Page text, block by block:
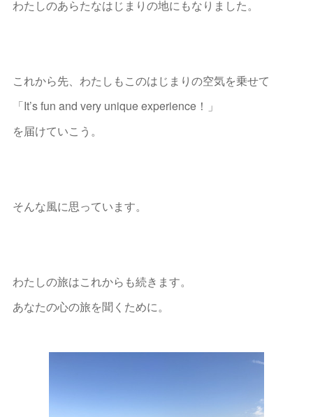
わたしのあらたなはじまりの地にもなりました。
これから先、わたしもこのはじまりの空気を乗せて
「It’s fun and very unique experience！」
を届けていこう。
そんな風に思っています。
わたしの旅はこれからも続きます。
あなたの心の旅を聞くために。